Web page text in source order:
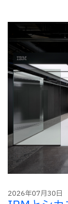
2026年07月30日